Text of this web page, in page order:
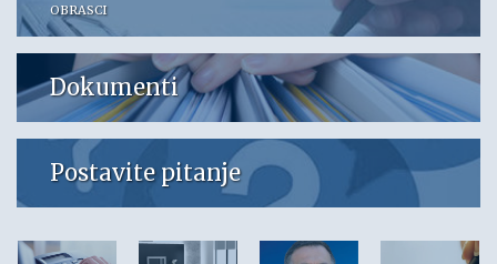
OBRASCI
Dokumenti
Postavite pitanje